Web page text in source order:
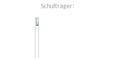
Schulträger: